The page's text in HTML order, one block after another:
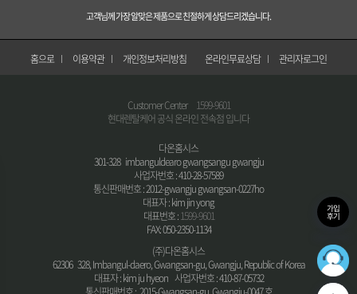
고객님께 가장 알맞은 제품으로 친절하게 상담드리겠습니다.
홈으로 이용약관 개인정보처리방침 온라인무료상담 관리자로그인
Customer Center 1599-9601
현대렌탈케어 공식 온라인 전속점 입니다
다온홈시스
301-328 imbanguldearo gwangsangu gwangju
사업자번호 : 410-28-57589
통신판매번호 : 2012-gwangju gwangsan-0227ho
대표자 : kim jin yong
대표번호 :1599-9601
FAX: 050-2350-1134
(주)다온홈시스
62306 328, Imbangul-daero, Gwangsan-gu, Gwangju, Republic of Korea
대표자 : kim ju hyeon 사업자번호 : 410-87-05732
가입
후기
365
최적